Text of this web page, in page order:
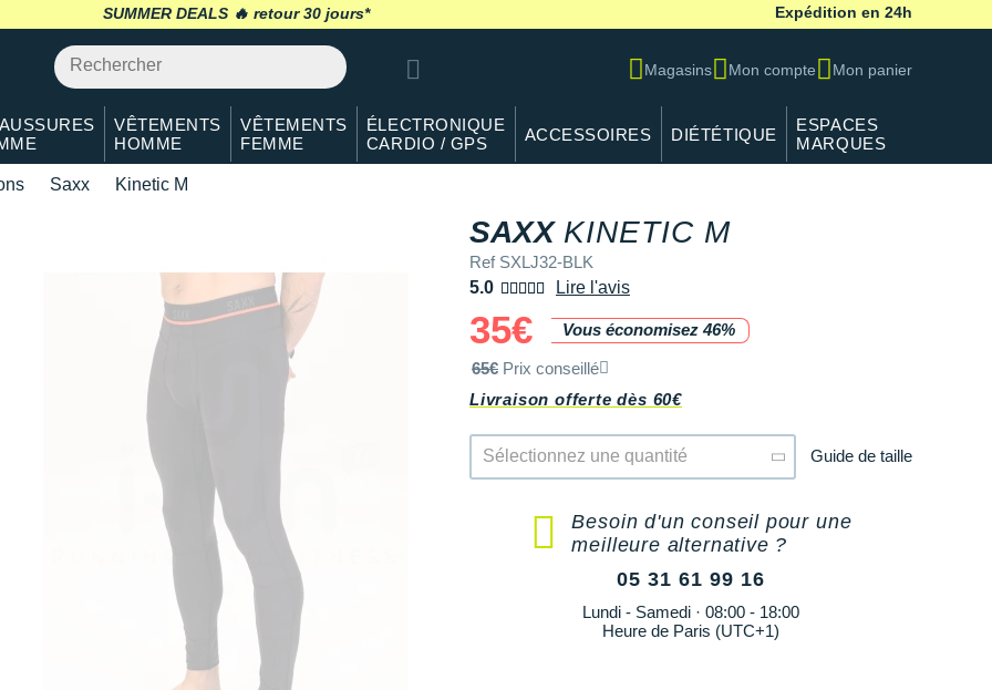
SUMMER DEALS 🔥 retour 30 jours* Expédition en 24h
Magasins Mon compte Mon panier
VÊTEMENTS
HOMME
VÊTEMENTS
FEMME
ÉLECTRONIQUE
CARDIO / GPS
ACCESSOIRES DIÉTÉTIQUE
ESPACES
MARQUES
Saxx Kinetic M
SAXX KINETIC MREF SXLJ32-BLK
Ref SXLJ32-BLK
5.0
Lire l'avis
35€ Vous économisez 46%
65€ Prix conseillé
Livraison offerte dès 60€
Sélectionnez une quantité Guide de taille
Besoin d'un conseil pour une
meilleure alternative ?
05 31 61 99 16
Lundi - Samedi · 08:00 - 18:00
Heure de Paris (UTC+1)